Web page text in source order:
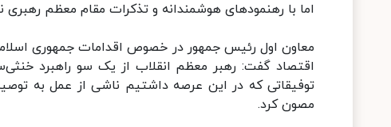
اما با رهنمودهای هوشمندانه‌ و تذکرات مقام معظم
معاون اول رئیس جمهور در خصوص اقدامات جمهوری اسلامی
اقتصاد گفت: رهبر معظم انقلاب از یک سو راهبرد
توفیقاتی که در این عرصه داشتیم ناشی از عمل به
مصون کرد.